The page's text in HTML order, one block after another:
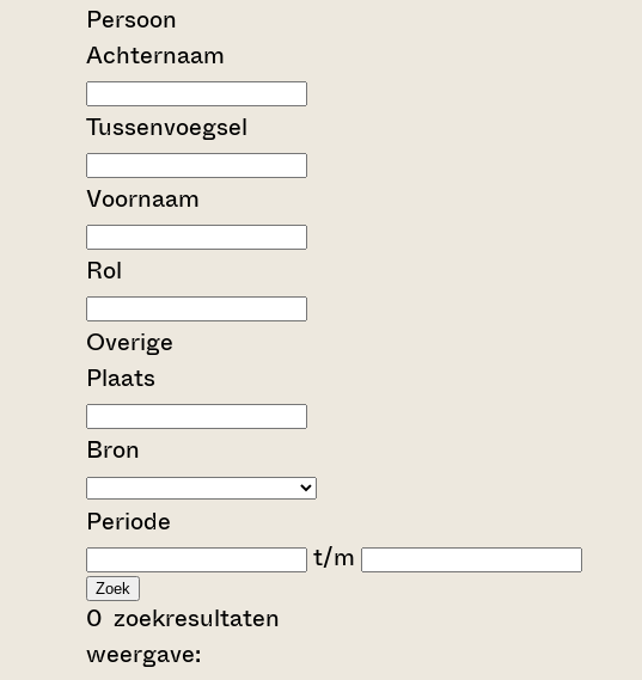
Persoon
Achternaam
Tussenvoegsel
Voornaam
Rol
Overige
Plaats
Bron
Periode
t/m
Zoek
0 zoekresultaten
weergave: